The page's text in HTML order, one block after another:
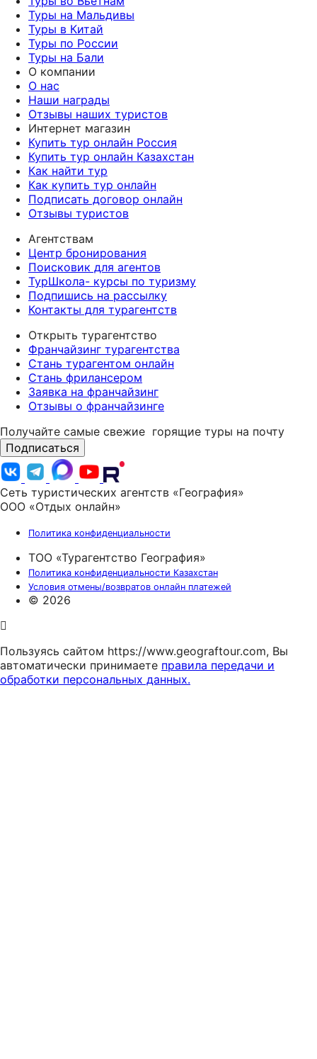
Туры на Мальдивы
Туры в Китай
Туры по России
Туры на Бали
О компании
О нас
Наши награды
Отзывы наших туристов
Интернет магазин
Купить тур онлайн Россия
Купить тур онлайн Казахстан
Как найти тур
Как купить тур онлайн
Подписать договор онлайн
Отзывы туристов
Агентствам
Центр бронирования
Поисковик для агентов
ТурШкола- курсы по туризму
Подпишись на рассылку
Контакты для турагентств
Открыть турагентство
Франчайзинг турагентства
Стань турагентом онлайн
Стань фрилансером
Заявка на франчайзинг
Отзывы о франчайзинге
Получайте самые свежие горящие туры на почту
Подписаться
Сеть туристических агентств «География»
ООО «Отдых онлайн»
Политика конфиденциальности
ТОО «Турагентство География»
Политика конфиденциальности Казахстан
Условия отмены/возвратов онлайн платежей
© 2026
Пользуясь сайтом https://www.geograftour.com, Вы
автоматически принимаете правила передачи и
обработки персональных данных.